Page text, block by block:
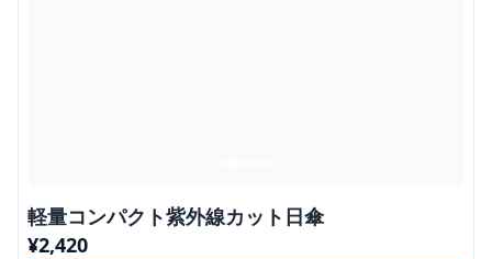
軽量コンパクト紫外線カット日傘
¥2,420